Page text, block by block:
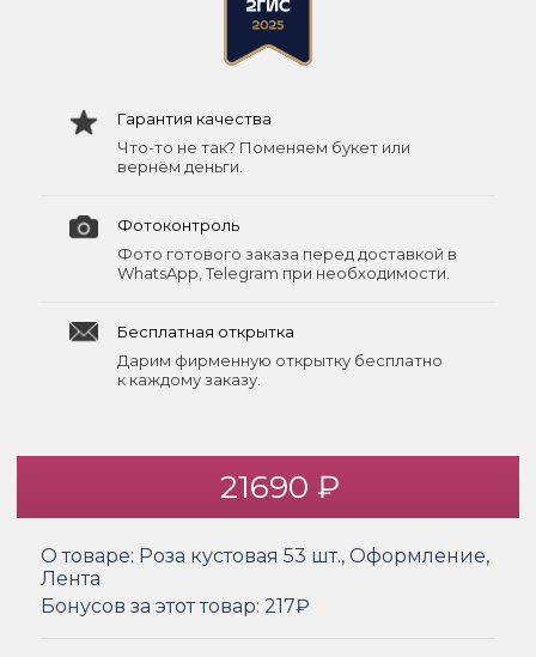
Гарантия качества
Что-то не так? Поменяем букет или
вернём деньги.
Фотоконтроль
Фото готового заказа перед доставкой в
WhatsApp, Telegram при необходимости.
Бесплатная открытка
Дарим фирменную открытку бесплатно
к каждому заказу.
21690 ₽
О товаре: Роза кустовая 53 шт., Оформление,
Лента
Бонусов за этот товар: 217₽